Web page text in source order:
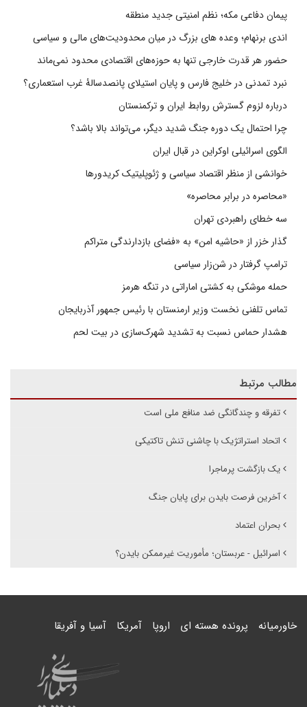
پیمان دفاعی مکه؛ نظم امنیتی جدید منطقه
اندی برنهام؛ وعده های بزرگ در میان محدودیت‌های مالی و سیاسی
حضور هر قدرت خارجی تنها به حوزه‌های اقتصادی محدود نمی‌ماند
نبرد تمدنی در خلیج فارس و پایان استیلای پانصدسالۀ غرب استعماری؟
درباره لزوم گسترش روابط ایران و ترکمنستان
چرا احتمال یک دوره جنگ شدید دیگر، می‌تواند بالا باشد؟
الگوی اسرائیلی اوکراین در قبال ایران
خوانشی از منظر اقتصاد سیاسی و ژئوپلیتیک کریدورها
«محاصره در برابر محاصره»
سه خطای راهبردی تهران
گذار خزر از «حاشیه امن» به «فضای بازدارندگی متراکم
ترامپ گرفتار در شن‌زار سیاسی
حمله موشکی به کشتی اماراتی در تنگه هرمز
تماس تلفنی نخست وزیر ارمنستان با رئیس جمهور آذربایجان
هشدار حماس نسبت به تشدید شهرک‌سازی در بیت‌ لحم
مطالب مرتبط
تفرقه و چندگانگی ضد منافع ملی است
اتحاد استراتژیک با چاشنی تنش تاکتیکی
یک بازگشت پر‌ماجرا
آخرین فرصت بایدن برای پایان جنگ
بحران اعتماد
اسرائیل - عربستان؛ مأموریت غیرممکن بایدن؟
خاورمیانه پرونده هسته ای اروپا آمریکا آسیا و آفریقا